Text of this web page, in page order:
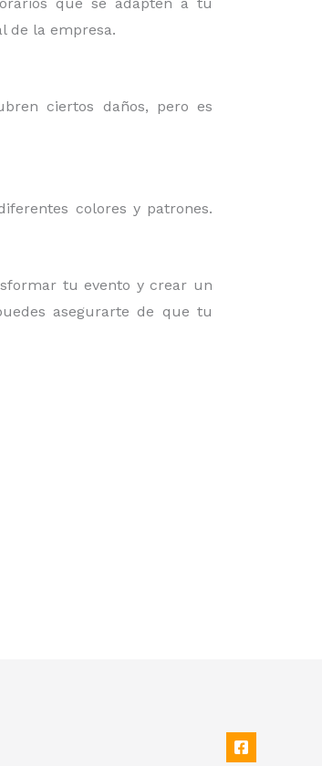
de la empresa.
ciertos daños, pero es
colores y patrones.
tu evento y crear un
asegurarte de que tu